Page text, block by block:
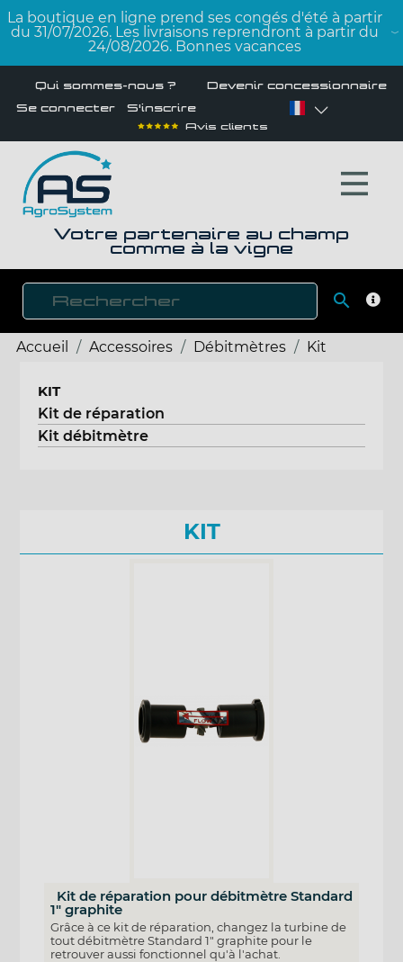
La boutique en ligne prend ses congés d'été à partir
du 31/07/2026. Les livraisons reprendront à partir du
24/08/2026. Bonnes vacances
Qui sommes-nous ? Devenir concessionnaire
Se connecter
S'inscrire
Avis clients
Votre partenaire au champ
comme à la vigne

Accueil Accessoires Débitmètres Kit
KIT
Kit de réparation
Kit débitmètre
KIT
Kit de réparation pour débitmètre Standard
1" graphite
Grâce à ce kit de réparation, changez la turbine de
tout débitmètre Standard 1" graphite pour le
retrouver aussi fonctionnel qu'à l'achat.